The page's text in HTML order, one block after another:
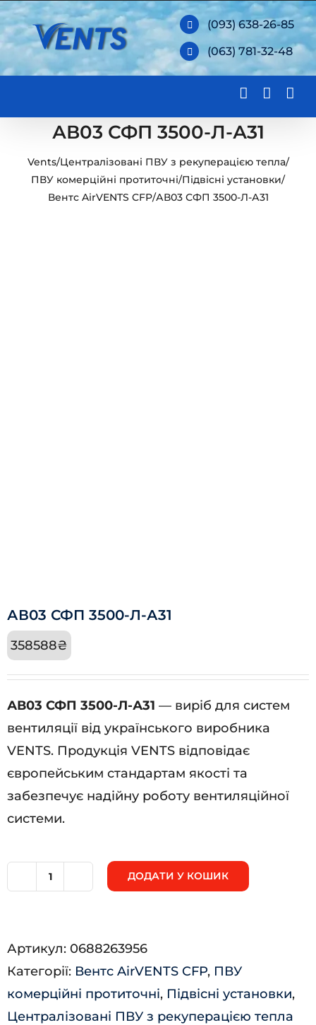
Skip
to
content
(093) 638-26-85
(063) 781-32-48
АВ03 СФП 3500-Л-А31
Vents/Централізовані ПВУ з рекуперацією тепла/
ПВУ комерційні протиточні/Підвісні установки/
Вентс AirVENTS CFP/АВ03 СФП 3500-Л-А31
АВ03 СФП 3500-Л-А31
358588₴
АВ03 СФП 3500-Л-А31 — виріб для систем
вентиляції від українського виробника
VENTS. Продукція VENTS відповідає
європейським стандартам якості та
забезпечує надійну роботу вентиляційної
системи.
Л-
А31
кількість
ДОДАТИ У КОШИК
Артикул: 0688263956
Категорії: Вентс AirVENTS CFP, ПВУ
комерційні протиточні, Підвісні установки,
Централізовані ПВУ з рекуперацією тепла